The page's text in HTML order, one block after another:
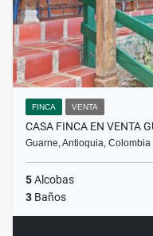
FINCA VENTA
CASA FINCA EN VENTA
Guarne, Antioquia, Colombia
5Alcobas
3 Baños